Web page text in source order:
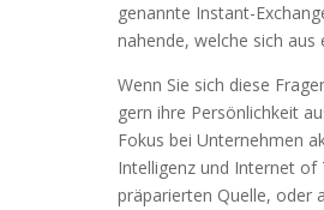
genannte Instant-
nahende, welche sich
Wenn Sie sich diese
gern ihre Persönlichkeit
Fokus bei Unternehmen
Intelligenz und Internet of
präparierten Quelle, oder